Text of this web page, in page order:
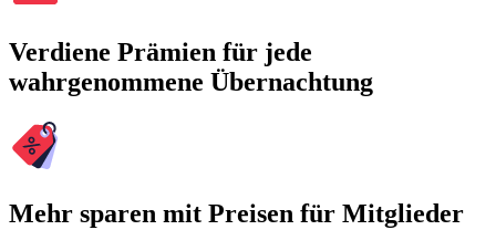
Verdiene Prämien für jede
wahrgenommene Übernachtung
Mehr sparen mit Preisen für Mitglieder